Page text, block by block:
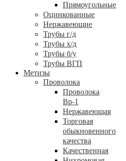
Прямоугольные
Оцинкованные
Нержавеющие
Трубы г/д
Трубы х/д
Трубы б/у
Трубы ВГП
Метизы
Проволока
Проволока
Вр-1
Нержавеющая
Торговая
обыкновенного
качества
Качественная